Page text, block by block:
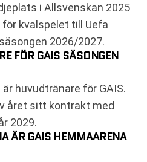
i Allsvenskan 2025
kvalspelet till Uefa
2026/2027.
FÖR GAIS SÄSONGEN
huvudtränare för GAIS.
året sitt kontrakt med
2029.
ÄR GAIS HEMMAARENA